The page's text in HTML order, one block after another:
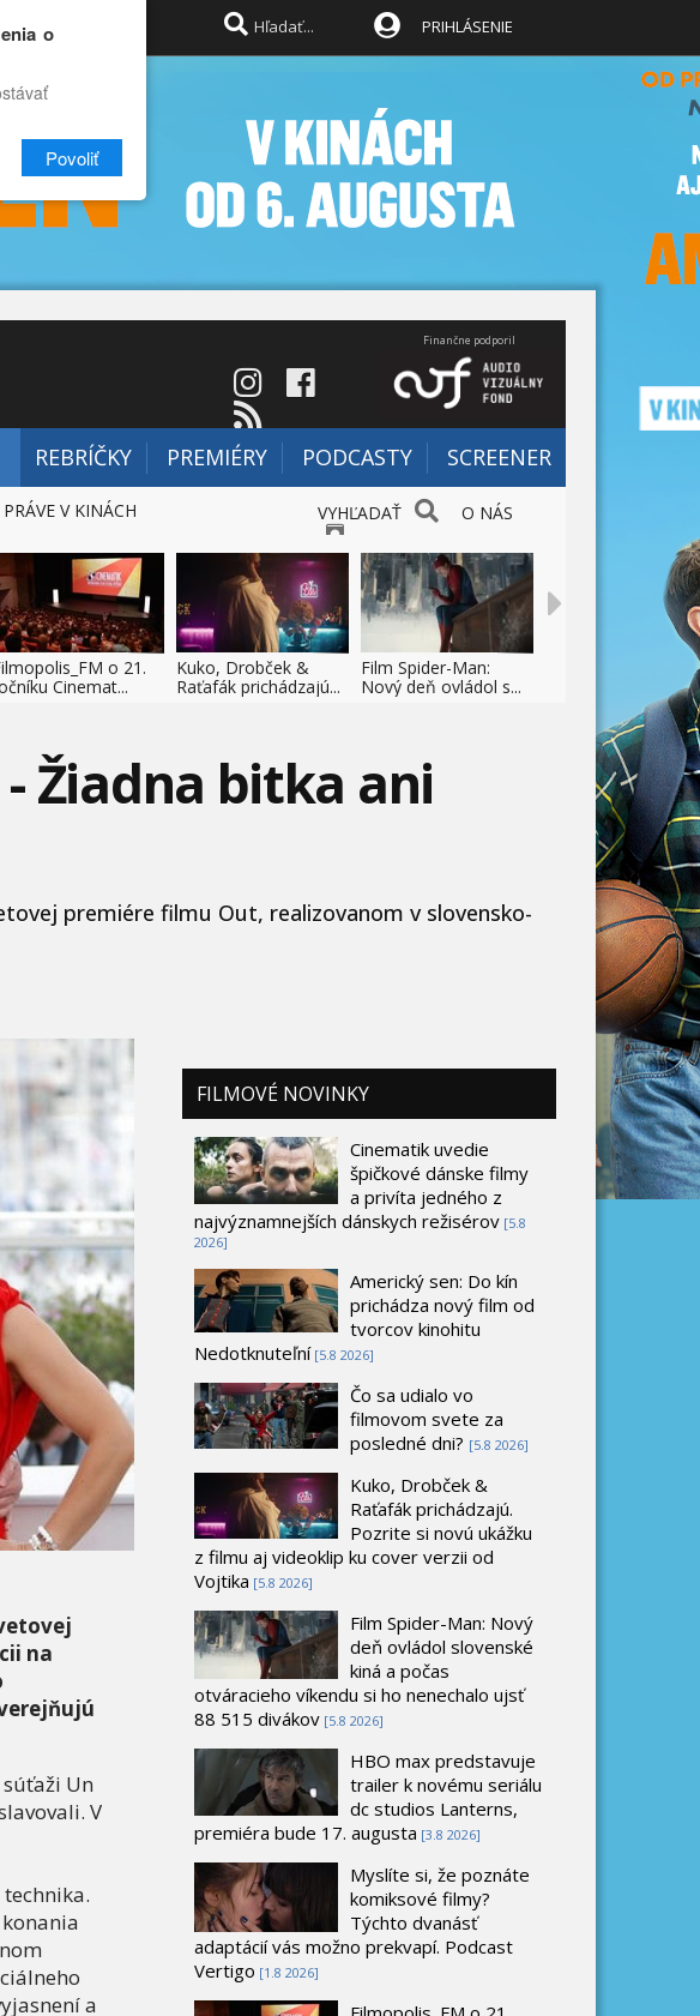
PRIHLÁSENIE
Finančne podporil
REBRÍČKY PREMIÉRY PODCASTY SCREENER
VYHĽADAŤ O NÁS
PRÁVE V KINÁCH
o 21.
Cinemat...
Kuko, Drobček &
Raťafák prichádzajú...
Film Spider-Man:
Nový deň ovládol s...
Žiadna bitka ani
premiére filmu Out, realizovanom v slovensko-
na
Un
V
a
FILMOVÉ NOVINKY
Cinematik uvedie
špičkové dánske filmy
a privíta jedného z
najvýznamnejších dánskych režisérov [5.8
2026]
Americký sen: Do kín
prichádza nový film od
tvorcov kinohitu
Nedotknuteľní [5.8 2026]
Čo sa udialo vo
filmovom svete za
posledné dni? [5.8 2026]
Kuko, Drobček &
Raťafák prichádzajú.
Pozrite si novú ukážku
z filmu aj videoklip ku cover verzii od
Vojtika [5.8 2026]
Film Spider-Man: Nový
deň ovládol slovenské
kiná a počas
otváracieho víkendu si ho nenechalo ujsť
88 515 divákov [5.8 2026]
HBO max predstavuje
trailer k novému seriálu
dc studios Lanterns,
premiéra bude 17. augusta [3.8 2026]
Myslíte si, že poznáte
komiksové filmy?
Týchto dvanásť
adaptácií vás možno prekvapí. Podcast
Vertigo [1.8 2026]
o
Povoliť